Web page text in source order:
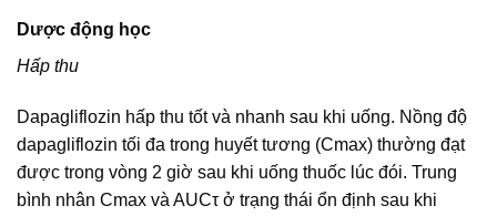
Dược động học
Hấp thu
Dapagliflozin hấp thu tốt và nhanh sau khi uống. Nồng độ
dapagliflozin tối đa trong huyết tương (Cmax) thường đạt
được trong vòng 2 giờ sau khi uống thuốc lúc đói. Trung
bình nhân Cmax và AUCτ ở trạng thái ổn định sau khi